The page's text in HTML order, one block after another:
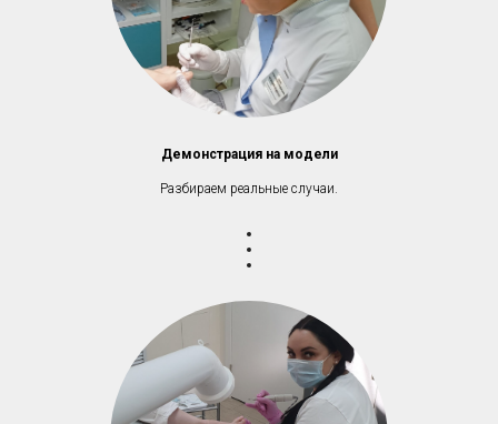
Демонстрация на модели
Разбираем реальные случаи.